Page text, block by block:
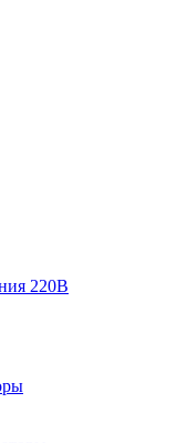
220В